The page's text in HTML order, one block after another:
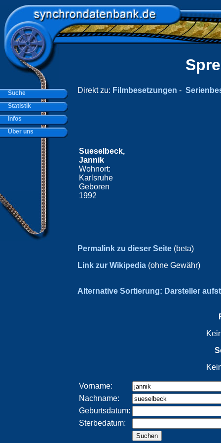
Direkt zu: Filmbesetzungen -
Sueselbeck,
Jannik
Wohnort:
Karlsruhe
Geboren
1992
Permalink zu dieser Seite (beta)
Link zur Wikipedia (ohne Gewähr)
Alternative Sortierung: Darsteller
Vorname:
Nachname:
Geburtsdatum:
Sterbedatum:
Suche
Statistik
Infos
Über uns